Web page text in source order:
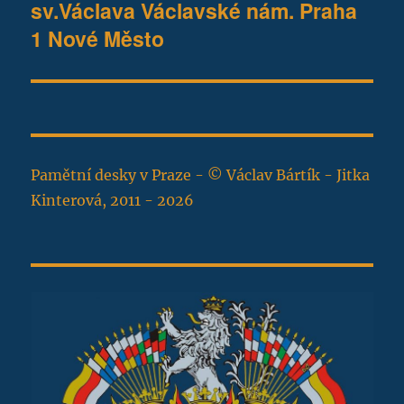
sv.Václava Václavské nám. Praha
1 Nové Město
Pamětní desky v Praze - © Václav Bártík - Jitka
Kinterová, 2011 - 2026